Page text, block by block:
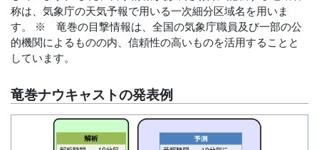
称は、気象庁の天気予報で用いる一次細分区域名を用いま
す。 ※ 竜巻の目撃情報は、全国の気象庁職員及び一部の公
的機関によるものの内、信頼性の高いものを活用することと
しています。
竜巻ナウキャストの発表例